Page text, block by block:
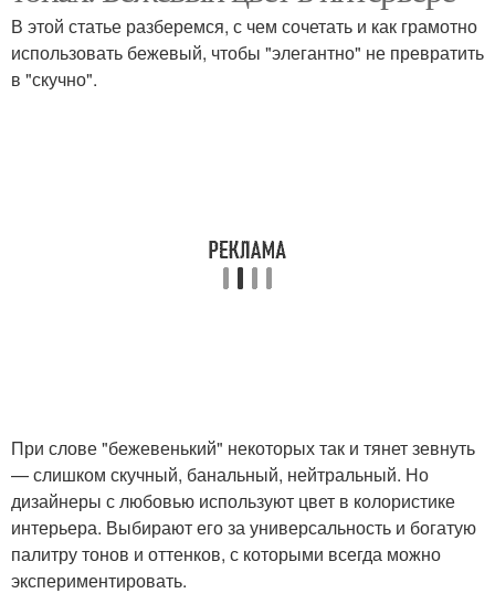
Кухня в интерьере
Бежевый интерьер
тонах
Элегантный интерьер
Интерьер в светло-
В этой статье разберемся, с чем сочетать и как грамотно
использовать бежевый, чтобы "элегантно" не превратить
в "скучно".
При слове "бежевенький" некоторых так и тянет зевнуть
— слишком скучный, банальный, нейтральный. Но
дизайнеры с любовью используют цвет в колористике
интерьера. Выбирают его за универсальность и богатую
палитру тонов и оттенков, с которыми всегда можно
экспериментировать.